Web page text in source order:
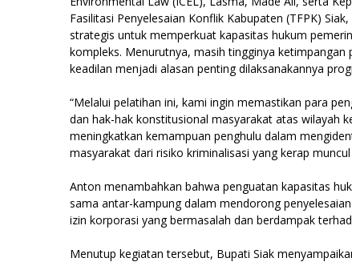
Fasilitasi Penyelesaian Konflik Kabupaten (TFPK)
strategis untuk memperkuat kapasitas hukum
kompleks. Menurutnya, masih tingginya
keadilan menjadi alasan penting dilaksanakannya
“Melalui pelatihan ini, kami ingin memastikan para
dan hak-hak konstitusional masyarakat atas wilayah
meningkatkan kemampuan penghulu dalam
masyarakat dari risiko kriminalisasi yang kerap
Anton menambahkan bahwa penguatan kapasitas
sama antar-kampung dalam mendorong
izin korporasi yang bermasalah dan berdampak
Menutup kegiatan tersebut, Bupati Siak